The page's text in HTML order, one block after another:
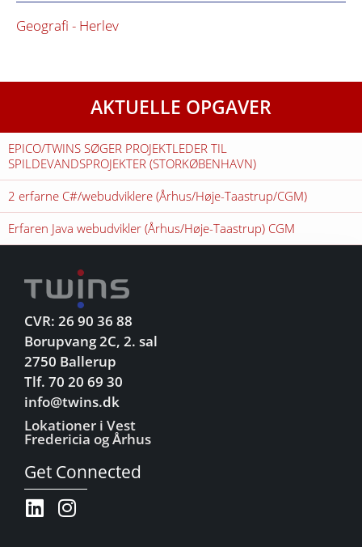
Geografi - Herlev
AKTUELLE OPGAVER
EPICO/TWINS SØGER PROJEKTLEDER TIL
SPILDEVANDSPROJEKTER (STORKØBENHAVN)
2 erfarne C#/webudviklere (Århus/Høje-Taastrup/CGM)
Erfaren Java webudvikler (Århus/Høje-Taastrup) CGM
CVR: 26 90 36 88
Borupvang 2C, 2. sal
2750 Ballerup
Tlf. 70 20 69 30
info@twins.dk
Lokationer i Vest
Fredericia og Århus
Get Connected